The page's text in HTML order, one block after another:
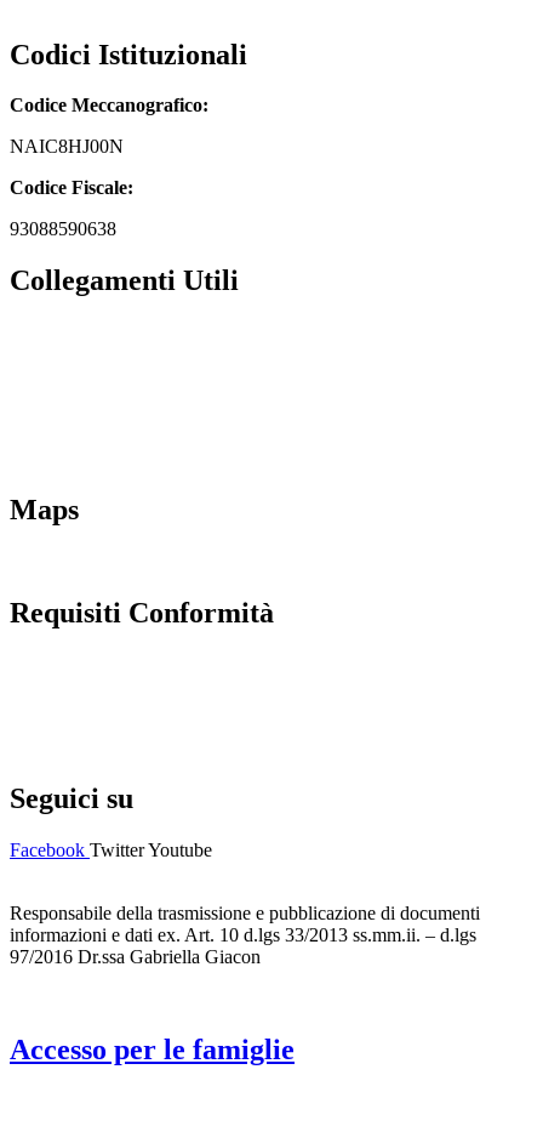
Codici Istituzionali
Codice Meccanografico:
NAIC8HJ00N
Codice Fiscale:
93088590638
Collegamenti Utili
Maps
Requisiti Conformità
Seguici su
Facebook TwitterYoutube
Responsabile della trasmissione e pubblicazione di documenti
informazioni e dati ex. Art. 10 d.lgs 33/2013 ss.mm.ii. – d.lgs
97/2016 Dr.ssa Gabriella Giacon
Accesso per le famiglie